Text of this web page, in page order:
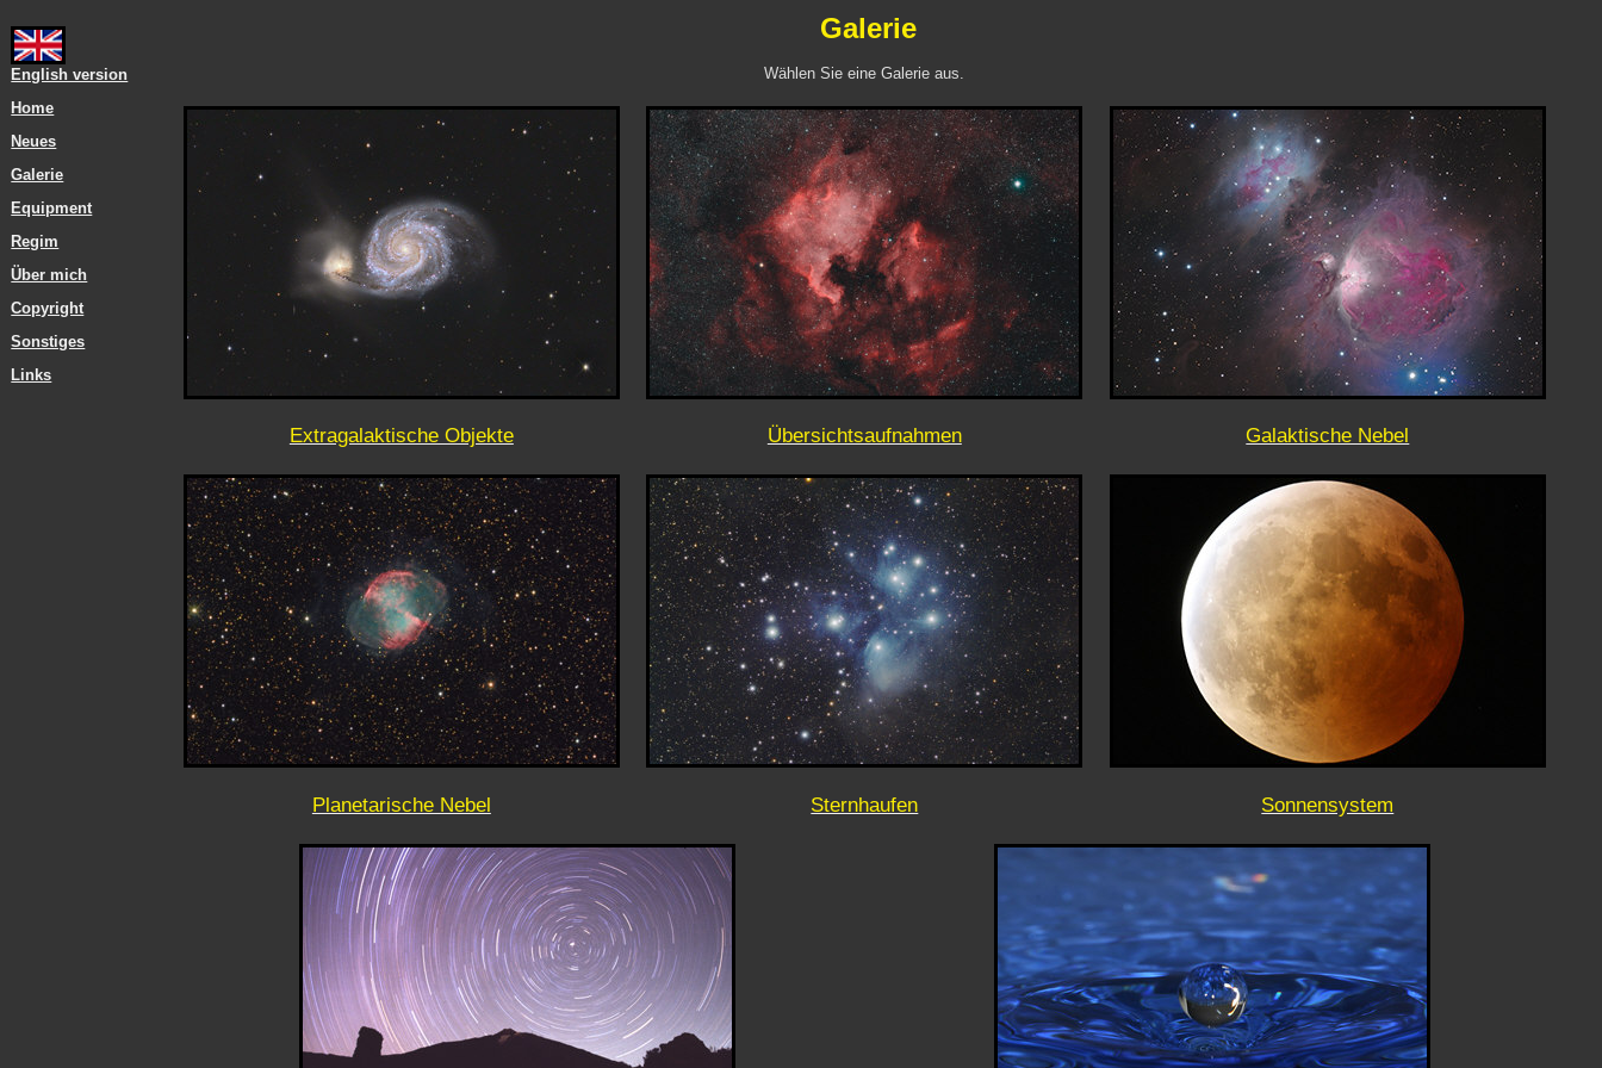
English version
Home
Neues
Galerie
Equipment
Regim
Über mich
Copyright
Sonstiges
Links
Galerie
Wählen Sie eine Galerie aus.
Extragalaktische Objekte Übersichtsaufnahmen Galaktische Nebel
Planetarische Nebel Sternhaufen Sonnensystem